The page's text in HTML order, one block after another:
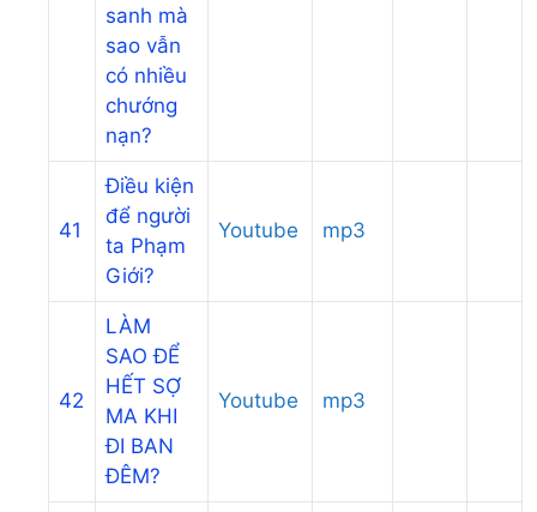
sanh mà
sao vẫn
có nhiều
chướng
nạn?
41
Điều kiện
để người
ta Phạm
Giới?
Youtube mp3
42
LÀM
SAO ĐỂ
HẾT SỢ
MA KHI
ĐI BAN
ĐÊM?
Youtube mp3